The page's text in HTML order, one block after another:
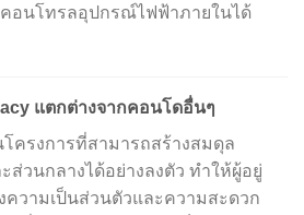
คอนโทรลอุปกรณ์ไฟฟ้าภายในได้
แตกต่างจากคอนโดอื่นๆ
ครงการที่สามารถสร้างสมดุล
ส่วนกลางได้อย่างลงตัว ทำให้ผู้อยู่
ความเป็นส่วนตัวและความสะดวก